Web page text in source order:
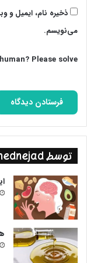
می‌رفت، چندمین حج
است؟ کاش بگوید در
با ماشین چند
مسجد مکی زاهدان
تصاویر منزل و دفتر
پایان پیام/ت
ذخیره نام، ایمیل و
می‌نویسم.
Please solve:
توسط drmotamednejad